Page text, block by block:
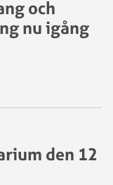
och
nu igång
den 12